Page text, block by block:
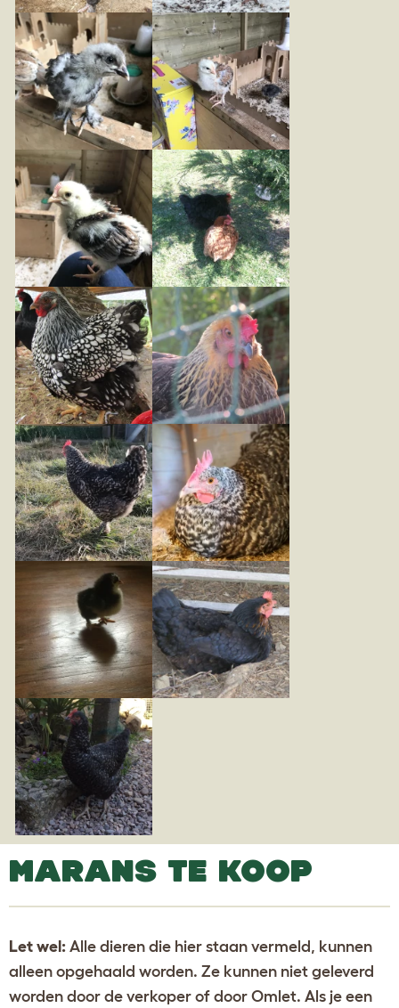
MARANS TE KOOP
Let wel: Alle dieren die hier staan vermeld, kunnen
alleen opgehaald worden. Ze kunnen niet geleverd
worden door de verkoper of door Omlet. Als je een